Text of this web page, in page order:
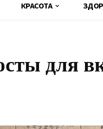
КРАСОТА
для